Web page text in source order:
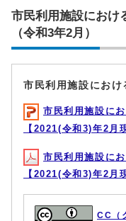
市民利用施設におけ
（令和3年2月）
市民利用施設にお
市民利用施設に
【2021(令和3)年2
市民利用施設に
【2021(令和3)年2
CC（